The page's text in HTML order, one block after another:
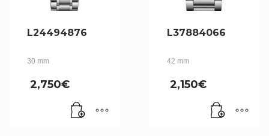
L24494876
30 mm
2,750€
L37884066
42 mm
2,150€